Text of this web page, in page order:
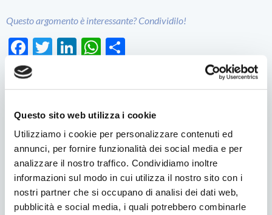
Questo sito web utilizza i cookie
Utilizziamo i cookie per personalizzare contenuti ed
annunci, per fornire funzionalità dei social media e per
analizzare il nostro traffico. Condividiamo inoltre
informazioni sul modo in cui utilizza il nostro sito con i
nostri partner che si occupano di analisi dei dati web,
pubblicità e social media, i quali potrebbero combinarle
Questo argomento è interessante? Condividilo!
Facebook
Twitter
LinkedIn
WhatsApp